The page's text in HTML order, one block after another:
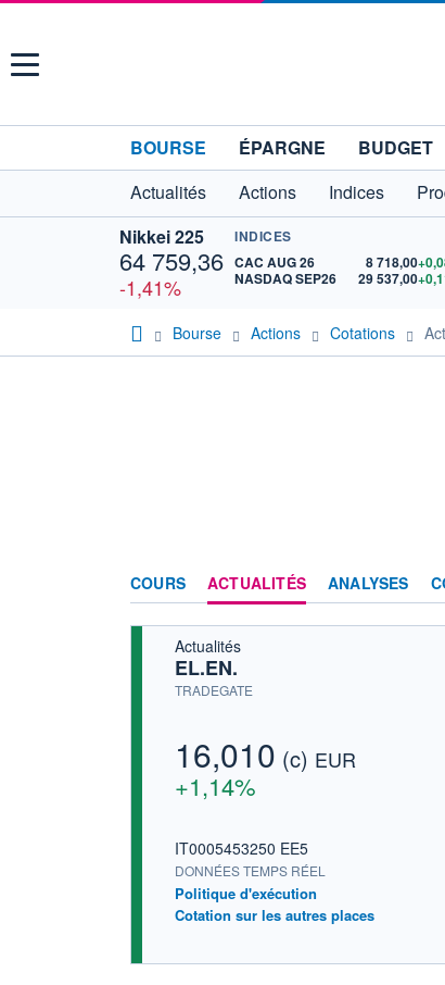
Menu
BOURSE ÉPARGNE BUDGET
Actualités
Actions Indices
Nikkei 225
64 759,36
-1,41%
INDICES
CAC AUG 26
8 718,00
NASDAQ SEP26
29 537,00
Bourse Actions Cotations
COURS ACTUALITÉS ANALYSES
Actualités
EL.EN.
TRADEGATE
16,010 (c) EUR
+1,14%
IT0005453250 EE5
DONNÉES TEMPS RÉEL
Politique d'exécution
Cotation sur les autres places